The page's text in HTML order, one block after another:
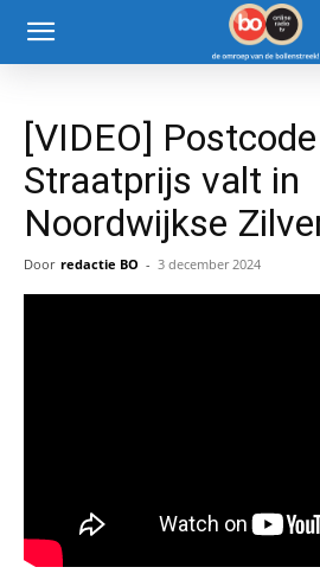
[VIDEO]
Straatprijs valt in
Noordwijkse
Door redactie BO - 3 december 2024